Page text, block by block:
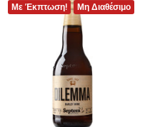
Με Έκπτωση! Μη Διαθέσιμο